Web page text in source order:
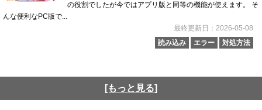
の役割でしたが今ではアプリ版と同等の機能が使えます。 そ
んな便利なPC版で...
最終更新日：2026-05-08
読み込み
エラー 対処方法
[もっと見る]